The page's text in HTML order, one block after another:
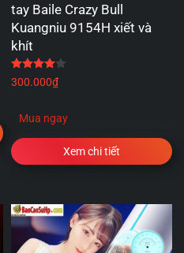
5 sao
tay Baile Crazy Bull
Kuangniu 9154H xiết và
khít
300.000₫
Mua ngay
Xem chi tiết